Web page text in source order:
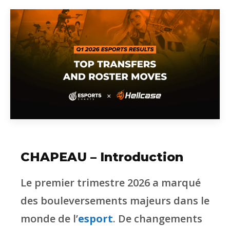
CHAPEAU – Introduction
Le premier trimestre 2026 a marqué
des bouleversements majeurs dans le
monde de l’esport. De changements